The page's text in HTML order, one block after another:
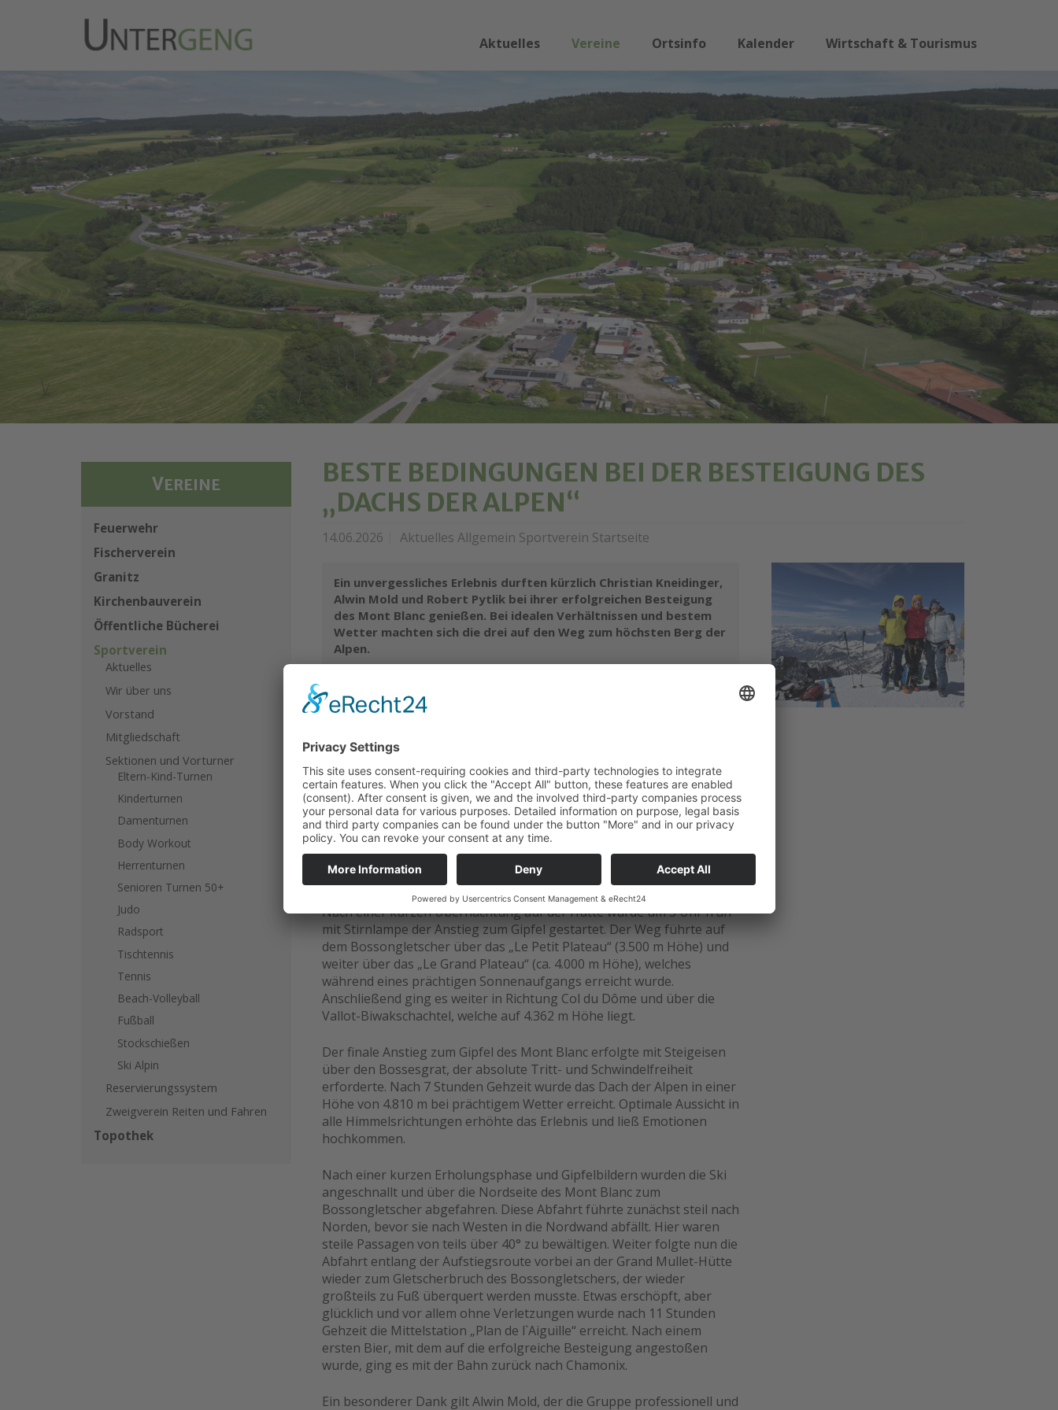
Aktuelles Vereine Ortsinfo Kalender Wirtschaft & Tourismus
VEREINE
Feuerwehr
Fischerverein
Granitz
Kirchenbauverein
Öffentliche Bücherei
Sportverein
Aktuelles
Wir über uns
Vorstand
Mitgliedschaft
Sektionen und Vorturner
Eltern-Kind-Turnen
Kinderturnen
Damenturnen
Body Workout
Herrenturnen
Senioren Turnen 50+
Judo
Radsport
Tischtennis
Tennis
Beach-Volleyball
Fußball
Stockschießen
Ski Alpin
Reservierungssystem
Zweigverein Reiten und Fahren
Topothek
BESTE BEDINGUNGEN BEI DER BESTEIGUNG DES
„DACHS DER ALPEN“
14.06.2026 Aktuelles Allgemein Sportverein Startseite
Ein unvergessliches Erlebnis durften kürzlich Christian Kneidinger,
Alwin Mold und Robert Pytlik bei ihrer erfolgreichen Besteigung
des Mont Blanc genießen. Bei idealen Verhältnissen und bestem
Wetter machten sich die drei auf den Weg zum höchsten Berg der
Alpen.
BILDER ZUM ANSEHEN
mit der Fahrt der Bergbahn de l'Aiguille du Midi zur Mittelstation „Plan
de l`Aiguille“, die auf 2.310 m Höhe liegt, gestartet. Von dort ging es
unter den Nordwänden der „Aiguille du Midi“ über den immer noch
mächtigen Gletscherbruch des Bossons-Gletschers. Der Weg führte
über einen Felsriegel hinauf zur „Refuge les Grand Mulets“, welche auf
3.057 m Höhe liegt. Aufgrund der geringen Schneelage des heurigen
Winters mussten in diesem Abschnitt die Ski über lange Strecken am
Rucksack getragen werden.
Nach einer kurzen Übernachtung auf der Hütte wurde um 3 Uhr früh
mit Stirnlampe der Anstieg zum Gipfel gestartet. Der Weg führte auf
dem Bossongletscher über das „Le Petit Plateau“ (3.500 m Höhe) und
weiter über das „Le Grand Plateau“ (ca. 4.000 m Höhe), welches
während eines prächtigen Sonnenaufgangs erreicht wurde.
Anschließend ging es weiter in Richtung Col du Dôme und über die
Vallot-Biwakschachtel, welche auf 4.362 m Höhe liegt.
Der finale Anstieg zum Gipfel des Mont Blanc erfolgte mit Steigeisen
über den Bossesgrat, der absolute Tritt- und Schwindelfreiheit
erforderte. Nach 7 Stunden Gehzeit wurde das Dach der Alpen in einer
Höhe von 4.810 m bei prächtigem Wetter erreicht. Optimale Aussicht in
alle Himmelsrichtungen erhöhte das Erlebnis und ließ Emotionen
hochkommen.
Nach einer kurzen Erholungsphase und Gipfelbildern wurden die Ski
angeschnallt und über die Nordseite des Mont Blanc zum
Bossongletscher abgefahren. Diese Abfahrt führte zunächst steil nach
Norden, bevor sie nach Westen in die Nordwand abfällt. Hier waren
steile Passagen von teils über 40° zu bewältigen. Weiter folgte nun die
Abfahrt entlang der Aufstiegsroute vorbei an der Grand Mullet-Hütte
wieder zum Gletscherbruch des Bossongletschers, der wieder
großteils zu Fuß überquert werden musste. Etwas erschöpft, aber
glücklich und vor allem ohne Verletzungen wurde nach 11 Stunden
Gehzeit die Mittelstation „Plan de l`Aiguille“ erreicht. Nach einem
ersten Bier, mit dem auf die erfolgreiche Besteigung angestoßen
wurde, ging es mit der Bahn zurück nach Chamonix.
Ein besonderer Dank gilt Alwin Mold, der die Gruppe professionell und